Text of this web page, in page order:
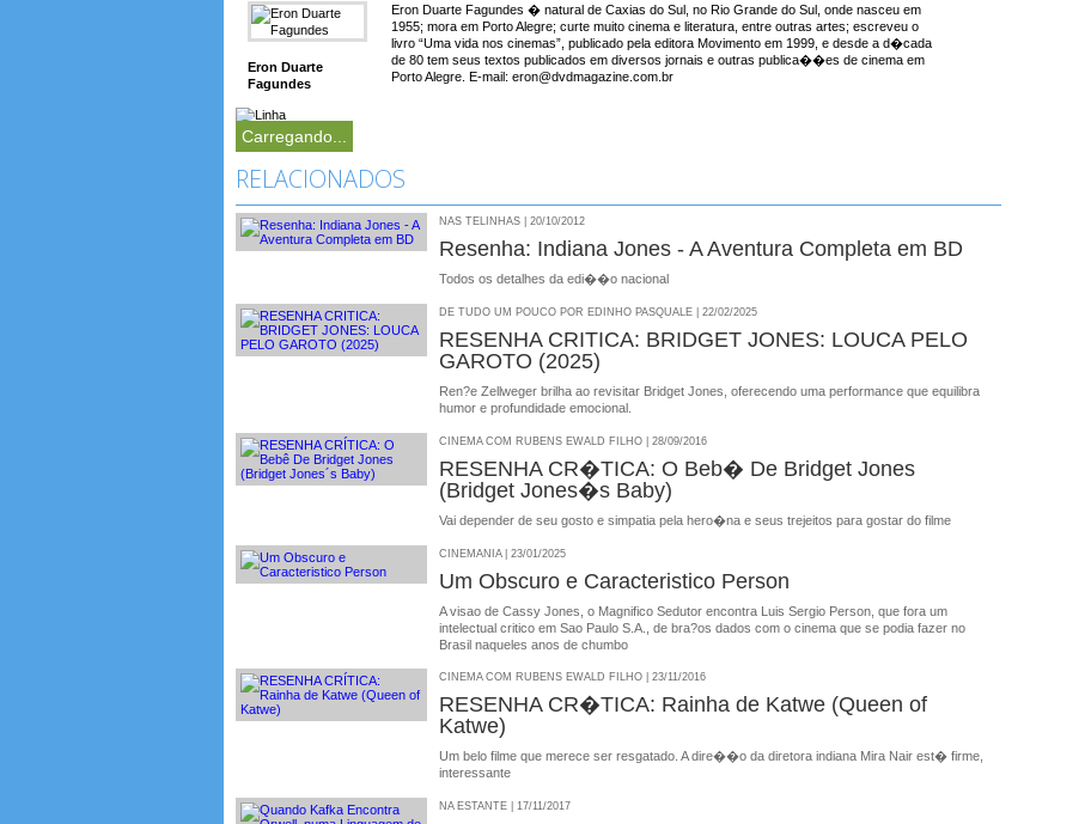
Eron Duarte
Fagundes
Eron Duarte Fagundes � natural de Caxias do Sul, no Rio Grande do Sul, onde nasceu em
1955; mora em Porto Alegre; curte muito cinema e literatura, entre outras artes; escreveu o
livro “Uma vida nos cinemas”, publicado pela editora Movimento em 1999, e desde a d�cada
de 80 tem seus textos publicados em diversos jornais e outras publica��es de cinema em
Porto Alegre. E-mail: eron@dvdmagazine.com.br
Carregando...
RELACIONADOS
NAS TELINHAS | 20/10/2012
Resenha: Indiana Jones - A Aventura Completa em BD
Todos os detalhes da edi��o nacional
DE TUDO UM POUCO POR EDINHO PASQUALE | 22/02/2025
RESENHA CRITICA: BRIDGET JONES: LOUCA PELO
GAROTO (2025)
Ren?e Zellweger brilha ao revisitar Bridget Jones, oferecendo uma performance que equilibra
humor e profundidade emocional.
CINEMA COM RUBENS EWALD FILHO | 28/09/2016
RESENHA CR�TICA: O Beb� De Bridget Jones
(Bridget Jones�s Baby)
Vai depender de seu gosto e simpatia pela hero�na e seus trejeitos para gostar do filme
CINEMANIA | 23/01/2025
Um Obscuro e Caracteristico Person
A visao de Cassy Jones, o Magnifico Sedutor encontra Luis Sergio Person, que fora um
intelectual critico em Sao Paulo S.A., de bra?os dados com o cinema que se podia fazer no
Brasil naqueles anos de chumbo
CINEMA COM RUBENS EWALD FILHO | 23/11/2016
RESENHA CR�TICA: Rainha de Katwe (Queen of
Katwe)
Um belo filme que merece ser resgatado. A dire��o da diretora indiana Mira Nair est� firme,
interessante
NA ESTANTE | 17/11/2017